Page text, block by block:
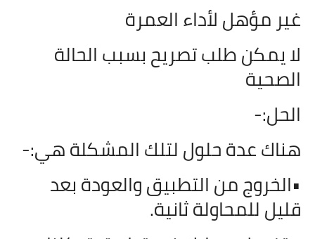
غير مؤهل لأداء العمرة
لا يمكن طلب تصريح بسبب الحالة
الصحية
الحل:-
هناك عدة حلول لتلك المشكلة هي:-
•الخروج من التطبيق والعودة بعد
قليل للمحاولة ثانية.